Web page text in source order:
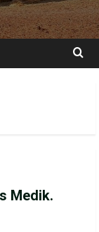
Medik.